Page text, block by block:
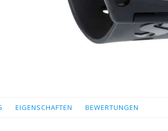
EIGENSCHAFTEN BEWERTUNGEN